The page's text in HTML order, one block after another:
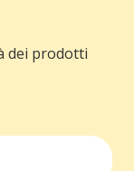
dei prodotti